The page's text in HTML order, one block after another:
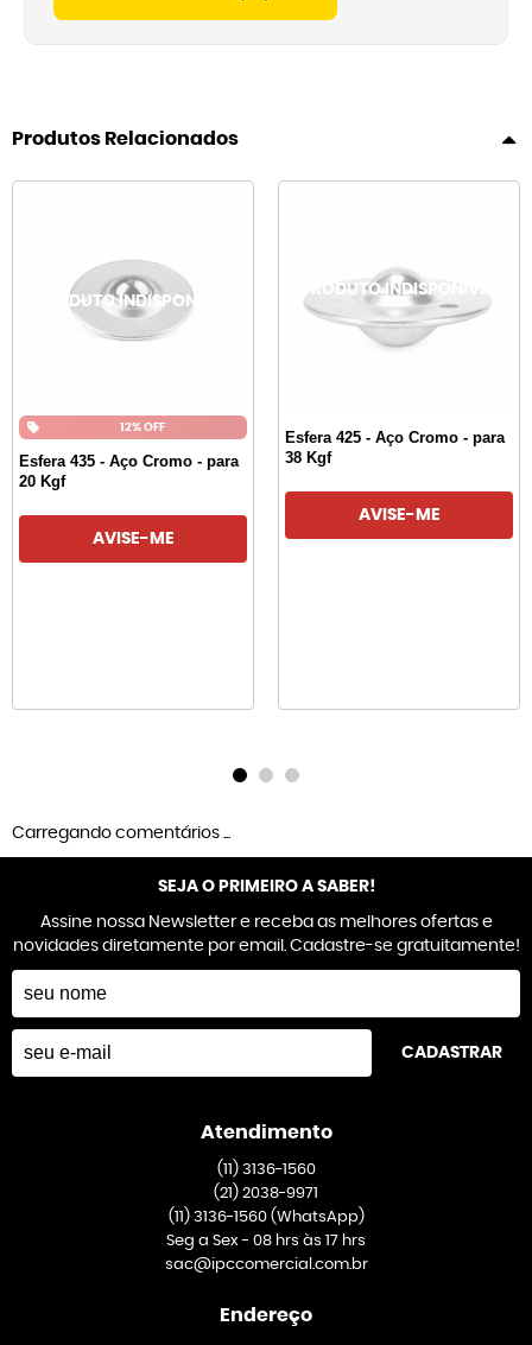
Produtos Relacionados
12% OFF
Esfera 435 - Aço Cromo - para
20 Kgf
AVISE-ME
Esfera 425 - Aço Cromo - para
38 Kgf
AVISE-ME
Carregando comentários ...
SEJA O PRIMEIRO A SABER!
Assine nossa Newsletter e receba as melhores ofertas e
novidades diretamente por email. Cadastre-se gratuitamente!
CADASTRAR
Atendimento
(11)3136-1560
(21) 2038-9971
(11)3136-1560 (WhatsApp)
Seg a Sex - 08 hrs às 17 hrs
sac@ipccomercial.com.br
Endereço